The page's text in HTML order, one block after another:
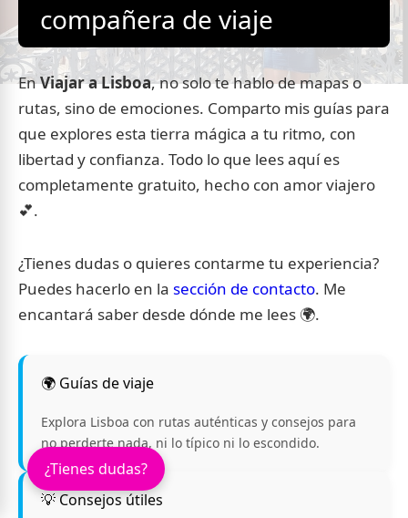
compañera de viaje
EnViajar a Lisboa, no solo te hablo de mapas o
rutas, sino de emociones. Comparto mis guías para
que explores esta tierra mágica a tu ritmo, con
libertad y confianza. Todo lo que lees aquí es
completamente gratuito, hecho con amor viajero
💕.
¿Tienes dudas o quieres contarme tu experiencia?
Puedes hacerlo en la sección de contacto. Me
encantará saber desde dónde me lees 🌍.
🌍 Guías de viaje
Explora Lisboa con rutas auténticas y consejos para
no perderte nada, ni lo típico ni lo escondido.
💡 Consejos útiles
¿Tienes dudas?